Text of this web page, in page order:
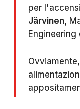
per
Järvinen,
Engineering